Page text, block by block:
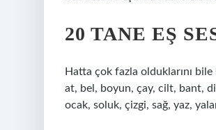
20 TANE EŞ
Hatta çok fazla olduklarını
at, bel, boyun, çay, cilt, bant,
ocak, soluk, çizgi, sağ, yaz,